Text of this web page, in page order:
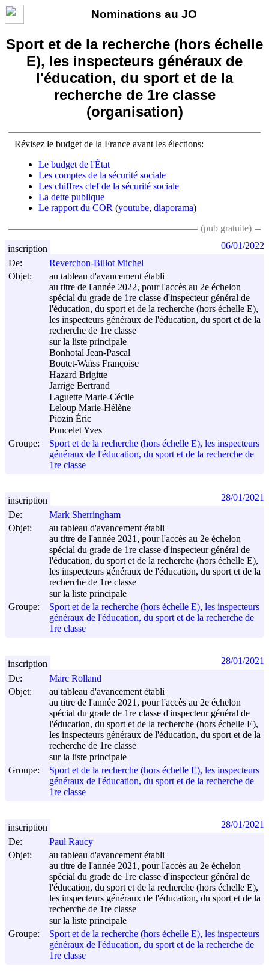
Nominations au JO
Sport et de la recherche (hors échelle
E), les inspecteurs généraux de
l'éducation, du sport et de la
recherche de 1re classe
(organisation)
Révisez le budget de la France avant les élections:
Le budget de l'État
Les comptes de la sécurité sociale
Les chiffres clef de la sécurité sociale
La dette publique
Le rapport du COR (youtube, diaporama)
(pub gratuite)
De:
Reverchon-Billot Michel
Objet:
au tableau d'avancement établi
au titre de l'année 2022, pour l'accès au 2e échelon
spécial du grade de 1re classe d'inspecteur général de
l'éducation, du sport et de la recherche (hors échelle E),
les inspecteurs généraux de l'éducation, du sport et de la
recherche de 1re classe
sur la liste principale
Bonhotal Jean-Pascal
Boutet-Waïss Françoise
Hazard Brigitte
Jarrige Bertrand
Laguette Marie-Cécile
Leloup Marie-Hélène
Piozin Éric
Poncelet Yves
Groupe:
Sport et de la recherche (hors échelle E), les inspecteurs
généraux de l'éducation, du sport et de la recherche de
1re classe
inscription 06/01/2022
De:
Mark Sherringham
Objet:
au tableau d'avancement établi
au titre de l'année 2021, pour l'accès au 2e échelon
spécial du grade de 1re classe d'inspecteur général de
l'éducation, du sport et de la recherche (hors échelle E),
les inspecteurs généraux de l'éducation, du sport et de la
recherche de 1re classe
sur la liste principale
Groupe:
Sport et de la recherche (hors échelle E), les inspecteurs
généraux de l'éducation, du sport et de la recherche de
1re classe
inscription 28/01/2021
De:
Marc Rolland
Objet:
au tableau d'avancement établi
au titre de l'année 2021, pour l'accès au 2e échelon
spécial du grade de 1re classe d'inspecteur général de
l'éducation, du sport et de la recherche (hors échelle E),
les inspecteurs généraux de l'éducation, du sport et de la
recherche de 1re classe
sur la liste principale
Groupe:
Sport et de la recherche (hors échelle E), les inspecteurs
généraux de l'éducation, du sport et de la recherche de
1re classe
inscription 28/01/2021
De:
Paul Raucy
Objet:
au tableau d'avancement établi
au titre de l'année 2021, pour l'accès au 2e échelon
spécial du grade de 1re classe d'inspecteur général de
l'éducation, du sport et de la recherche (hors échelle E),
les inspecteurs généraux de l'éducation, du sport et de la
recherche de 1re classe
sur la liste principale
Groupe:
Sport et de la recherche (hors échelle E), les inspecteurs
généraux de l'éducation, du sport et de la recherche de
1re classe
inscription 28/01/2021